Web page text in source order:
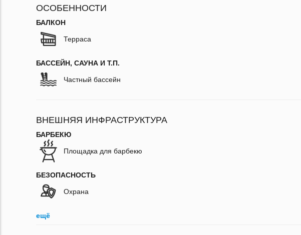
ОСОБЕННОСТИ
БАЛКОН
Терраса
БАССЕЙН, САУНА И Т.П.
Частный бассейн
ВНЕШНЯЯ ИНФРАСТРУКТУРА
БАРБЕКЮ
Площадка для барбекю
БЕЗОПАСНОСТЬ
Охрана
ещё